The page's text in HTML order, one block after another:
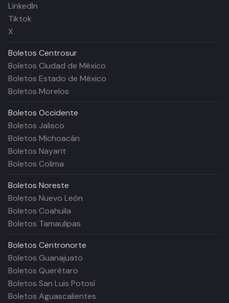
LinkedIn
Tiktok
X
Boletos Centrosur
Boletos Ciudad de México
Boletos Estado de México
Boletos Morelos
Boletos Occidente
Boletos Jalisco
Boletos Michoacán
Boletos Nayarit
Boletos Colima
Boletos Noreste
Boletos Nuevo León
Boletos Coahuila
Boletos Tamaulipas
Boletos Centronorte
Boletos Guanajuato
Boletos Querétaro
Boletos San Luis Potosí
Boletos Aguascalientes